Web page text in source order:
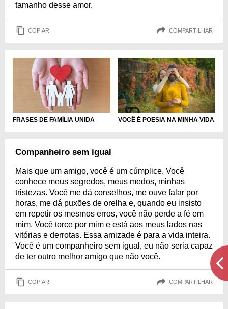
tamanho desse amor.
COPIAR COMPARTILHAR
FRASES DE FAMÍLIA UNIDA VOCÊ É POESIA NA MINHA VIDA
Companheiro sem igual
Mais que um amigo, você é um cúmplice. Você
conhece meus segredos, meus medos, minhas
tristezas. Você me dá conselhos, me ouve falar por
horas, me dá puxões de orelha e, quando eu insisto
em repetir os mesmos erros, você não perde a fé em
mim. Você torce por mim e está aos meus lados nas
vitórias e derrotas. Essa amizade é para a vida inteira.
Você é um companheiro sem igual, eu não seria capaz
de ter outro melhor amigo que não você.
COPIAR COMPARTILHAR